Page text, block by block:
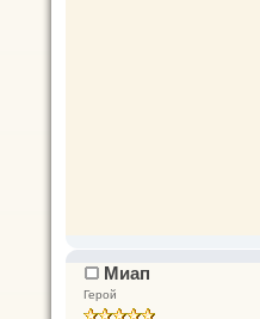
Миап
Герой